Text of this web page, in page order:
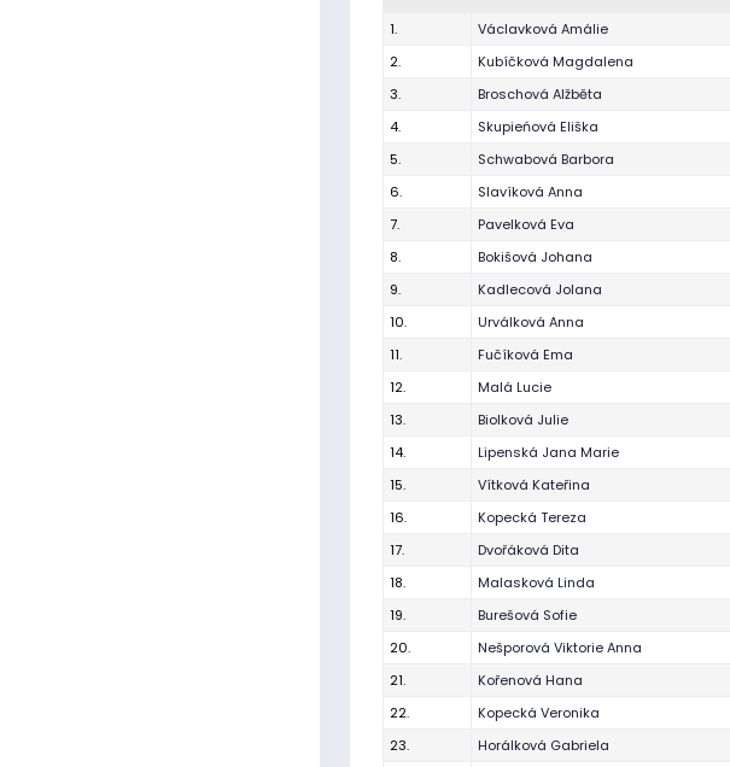
1.
Václavková Amálie
2.
Kubíčková Magdalena
3.
Broschová Alžběta
4.
Skupieńová Eliška
5.
Schwabová Barbora
6.
Slavíková Anna
7.
Pavelková Eva
8.
Bokišová Johana
9.
Kadlecová Jolana
10.
Urválková Anna
11.
Fučíková Ema
12.
Malá Lucie
13.
Biolková Julie
14.
Lipenská Jana Marie
15.
Vítková Kateřina
16.
Kopecká Tereza
17.
Dvořáková Dita
18.
Malasková Linda
19.
Burešová Sofie
20.
Nešporová Viktorie Anna
21.
Kořenová Hana
22.
Kopecká Veronika
23.
Horálková Gabriela